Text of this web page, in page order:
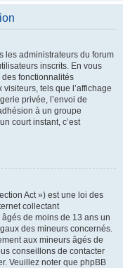
les administrateurs du forum
inscrits. En vous
fonctionnalités
tels que l’affichage
privée, l’envoi de
à un groupe
court instant, c’est
Act ») est une loi des
collectant
de moins de 13 ans un
des mineurs concernés.
aux mineurs âgés de
conseillons de contacter
Veuillez noter que phpBB